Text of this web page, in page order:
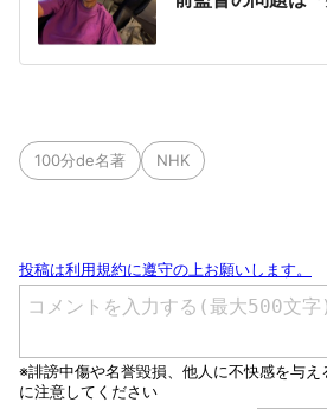
100分de名著 NHK